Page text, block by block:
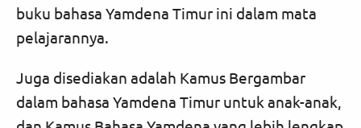
buku bahasa Yamdena Timur ini dalam mata
pelajarannya.
Juga disediakan adalah Kamus Bergambar
dalam bahasa Yamdena Timur untuk anak-anak,